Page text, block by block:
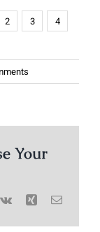
2 3 4
Your
Vk Xing Email